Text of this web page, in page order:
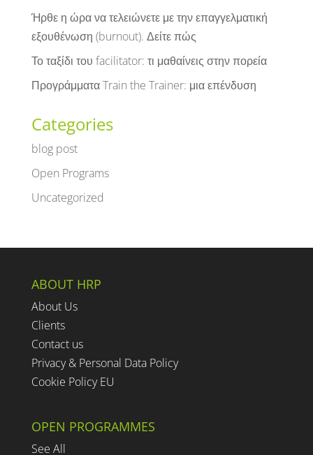
Ήρθε η ώρα να τελειώνετε με την επαγγελματική
εξουθένωση (burnout). Δείτε πώς
Το ταξίδι του facilitator: τι μαθαίνεις στην πορεία
Προγράμματα Train the Trainer: μια επένδυση
Categories
blog post
Open Programs
Uncategorized
ABOUT HRP
About Us
Clients
Contact us
Privacy & Personal Data Policy
Cookie Policy EU
OPEN PROGRAMMES
See All